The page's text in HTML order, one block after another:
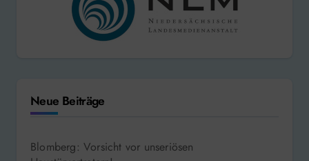
Neue Beiträge
Blomberg: Vorsicht vor unseriösen